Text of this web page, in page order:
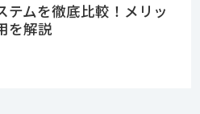
テムを徹底比較！メリッ
を解説